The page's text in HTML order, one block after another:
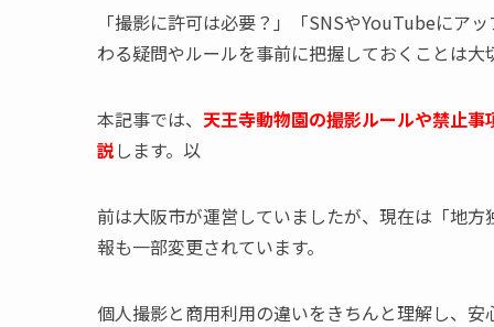
「撮影に許可は必要？」「SNSやYouTubeにア
わる疑問やルールを事前に把握しておくことは大
本記事では、 天王寺動物園の撮影ルールや禁止
説 します。以
前は大阪市が運営していましたが、現在は「地
報も一部変更されています。
個人撮影と商用利用の違いをきちんと理解し、